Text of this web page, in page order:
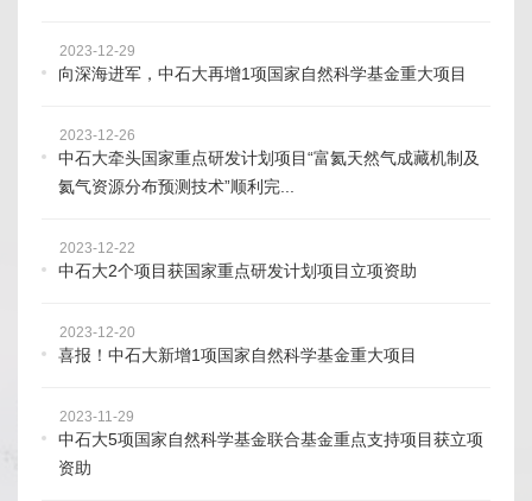
2023-12-29
向深海进军，中石大再增1项国家自然科学基金重大项目
2023-12-26
中石大牵头国家重点研发计划项目“富氦天然气成藏机制及
氦气资源分布预测技术”顺利完...
2023-12-22
中石大2个项目获国家重点研发计划项目立项资助
2023-12-20
喜报！中石大新增1项国家自然科学基金重大项目
2023-11-29
中石大5项国家自然科学基金联合基金重点支持项目获立项
资助